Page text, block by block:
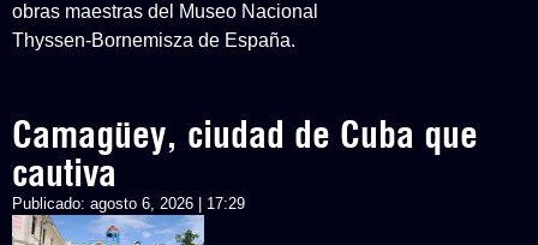
obras maestras del Museo Nacional
Thyssen-Bornemisza de España.
Camagüey, ciudad de Cuba que
cautiva
Publicado: agosto 6, 2026 | 17:29